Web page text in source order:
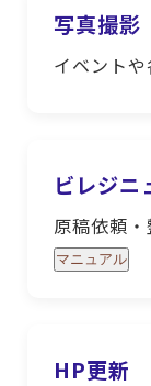
写真撮影
イベント
ビレジニ
原稿依頼
マニュアル
HP更新